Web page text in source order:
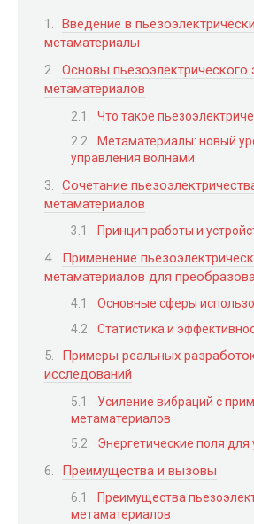
Введение в
метаматериалы
Основы пьезоэлектрического
метаматериалов
Что такое
Метаматериалы: новый
управления волнами
Сочетание
метаматериалов
Принцип работы и
Применение
метаматериалов для
Основные сферы
Статистика и
Примеры реальных
исследований
Усиление вибраций с
метаматериалов
Энергетические поля
Преимущества и вызовы
Преимущества
метаматериалов